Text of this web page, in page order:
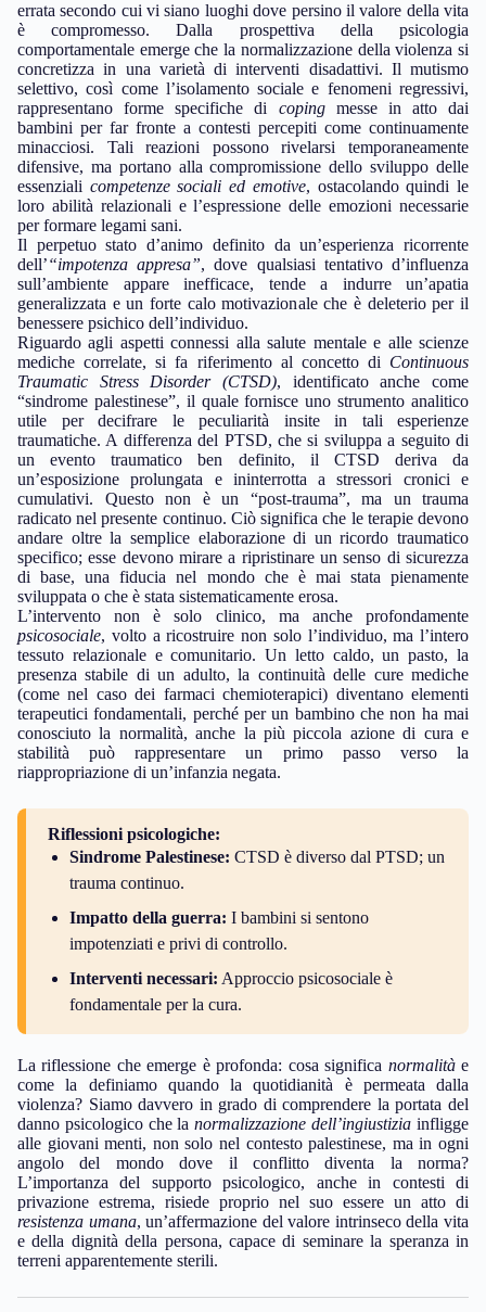
errata secondo cui vi siano luoghi dove persino il valore della vita
è compromesso. Dalla prospettiva della psicologia
comportamentale emerge che la normalizzazione della violenza si
concretizza in una varietà di interventi disadattivi. Il mutismo
selettivo, così come l’isolamento sociale e fenomeni regressivi,
rappresentano forme specifiche di copingmesse in atto dai
bambini per far fronte a contesti percepiti come continuamente
minacciosi. Tali reazioni possono rivelarsi temporaneamente
difensive, ma portano alla compromissione dello sviluppo delle
essenziali competenze sociali ed emotive, ostacolando quindi le
loro abilità relazionali e l’espressione delle emozioni necessarie
per formare legami sani.
Il perpetuo stato d’animo definito da un’esperienza ricorrente
dell’“impotenza appresa”, dove qualsiasi tentativo d’influenza
sull’ambiente appare inefficace, tende a indurre un’apatia
generalizzata e un forte calo motivazionale che è deleterio per il
benessere psichico dell’individuo.
Riguardo agli aspetti connessi alla salute mentale e alle scienze
mediche correlate, si fa riferimento al concetto di Continuous
Traumatic Stress Disorder (CTSD), identificato anche come
“sindrome palestinese”, il quale fornisce uno strumento analitico
utile per decifrare le peculiarità insite in tali esperienze
traumatiche. A differenza del PTSD, che si sviluppa a seguito di
un evento traumatico ben definito, il CTSD deriva da
un’esposizione prolungata e ininterrotta a stressori cronici e
cumulativi. Questo non è un “post-trauma”, ma un trauma
radicato nel presente continuo. Ciò significa che le terapie devono
andare oltre la semplice elaborazione di un ricordo traumatico
specifico; esse devono mirare a ripristinare un senso di sicurezza
di base, una fiducia nel mondo che è mai stata pienamente
sviluppata o che è stata sistematicamente erosa.
L’intervento non è solo clinico, ma anche profondamente
psicosociale, volto a ricostruire non solo l’individuo, ma l’intero
tessuto relazionale e comunitario. Un letto caldo, un pasto, la
presenza stabile di un adulto, la continuità delle cure mediche
(come nel caso dei farmaci chemioterapici) diventano elementi
terapeutici fondamentali, perché per un bambino che non ha mai
conosciuto la normalità, anche la più piccola azione di cura e
stabilità può rappresentare un primo passo verso la
riappropriazione di un’infanzia negata.
Riflessioni psicologiche:
Sindrome Palestinese: CTSD è diverso dal PTSD; un
trauma continuo.
Impatto della guerra: I bambini si sentono
impotenziati e privi di controllo.
Interventi necessari: Approccio psicosociale è
fondamentale per la cura.
La riflessione che emerge è profonda: cosa significa normalitàe
come la definiamo quando la quotidianità è permeata dalla
violenza? Siamo davvero in grado di comprendere la portata del
danno psicologico che lanormalizzazione dell’ingiustizia infligge
alle giovani menti, non solo nel contesto palestinese, ma in ogni
angolo del mondo dove il conflitto diventa la norma?
L’importanza del supporto psicologico, anche in contesti di
privazione estrema, risiede proprio nel suo essere un atto di
resistenza umana, un’affermazione del valore intrinseco della vita
e della dignità della persona, capace di seminare la speranza in
terreni apparentemente sterili.